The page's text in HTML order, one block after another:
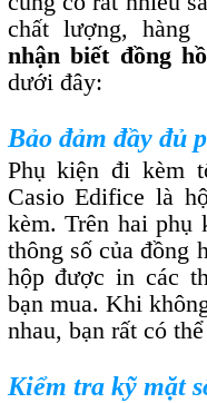
chất lượng,
nhận biết đồng
dưới đây:
Bảo đảm đầy đủ
Phụ kiện đi kèm
Casio Edifice là
kèm. Trên hai phụ
thông số của đồng
hộp được in các
bạn mua. Khi
nhau, bạn rất có
Kiểm tra kỹ mặt